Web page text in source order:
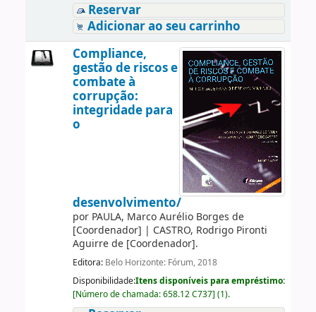
Reservar
Adicionar ao seu carrinho
Compliance,
gestão de riscos e
combate à
corrupção:
integridade para
o
desenvolvimento/
por PAULA, Marco Aurélio Borges de
[Coordenador] | CASTRO, Rodrigo Pironti
Aguirre de[Coordenador].
Editora: Belo Horizonte: Fórum, 2018
Disponibilidade:Itens disponíveis para empréstimo:
[Número de chamada:658.12 C737] (1).